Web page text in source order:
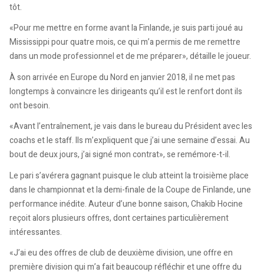
tôt.
«Pour me mettre en forme avant la Finlande, je suis parti joué au
Mississippi pour quatre mois, ce qui m’a permis de me remettre
dans un mode professionnel et de me préparer», détaille le joueur.
À son arrivée en Europe du Nord en janvier 2018, il ne met pas
longtemps à convaincre les dirigeants qu’il est le renfort dont ils
ont besoin.
«Avant l’entraînement, je vais dans le bureau du Président avec les
coachs et le staff. Ils m’expliquent que j’ai une semaine d’essai. Au
bout de deux jours, j’ai signé mon contrat», se remémore-t-il.
Le pari s’avérera gagnant puisque le club atteint la troisième place
dans le championnat et la demi-finale de la Coupe de Finlande, une
performance inédite. Auteur d’une bonne saison, Chakib Hocine
reçoit alors plusieurs offres, dont certaines particulièrement
intéressantes.
«J’ai eu des offres de club de deuxième division, une offre en
première division qui m’a fait beaucoup réfléchir et une offre du